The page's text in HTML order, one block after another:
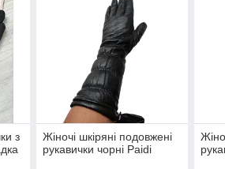
з
Жіночі шкіряні подовжені
рукавички чорні Paidi